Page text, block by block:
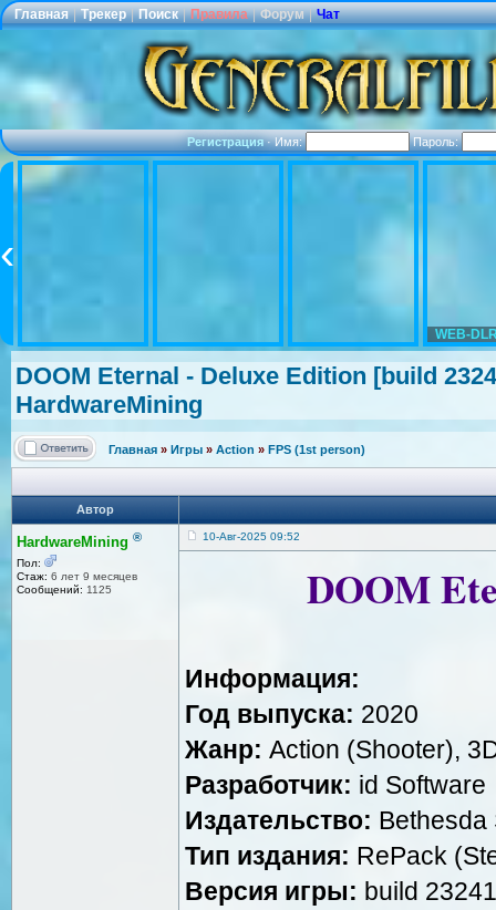
Главная | Трекер | Поиск | Правила | Форум | Чат
Регистрация·Имя: Пароль:
WEB-
DOOM Eternal - Deluxe Edition [build
HardwareMining
Главная » Игры » Action » FPS (1st person)
Автор
HardwareMining ®
Пол:
Стаж: 6 лет 9 месяцев
Сообщений: 1125
10-Авг-2025 09:52
DOOM
Информация:
Год выпуска: 2020
Жанр: Action (Shooter),
Разработчик: id Software
Издательство: Bethesda
Тип издания: RePack
Версия игры: build